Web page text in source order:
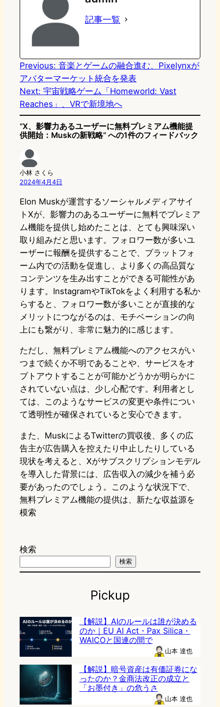
o
d
n
s
k
k
記事一覧
Previous: 音楽とゲームの融合進む、Pixelynxが
アバターマーケット統合を発表
Next: 宇宙戦略ゲーム「Homeworld: Vast
Reaches」、VRで新境地へ
“X、影響力あるユーザーに無料プレミアム機能提
供開始：Muskの新戦略” への1件のフィードバック
小林 さくら
2024年4月4日
Elon Muskが運営するソーシャルメディアサイ
トXが、影響力のあるユーザーに無料でプレミア
ム機能を提供し始めたことは、とても興味深い
取り組みだと思います。フォロワー数が多いユ
ーザーに報酬を提供することで、プラットフォ
ーム内での活動を促進し、より多くの高品質な
コンテンツを生み出すことができる可能性があ
ります。InstagramやTikTokをよく利用する私か
らすると、フォロワー数が多いことが直接的な
メリットにつながるのは、モチベーションの向
上にも繋がり、非常に魅力的に感じます。
ただし、無料プレミアム機能へのアクセスがい
つまで続くか不明であることや、サービスをオ
プトアウトすることが可能かどうかが明らかに
されていない点は、少し心配です。利用者とし
ては、このようなサービスの変更や条件につい
て透明性が確保されていると安心できます。
また、MuskによるTwitterの買収後、多くの広
告主が広告購入を控えたり中止したりしている
現状を考えると、Xがサブスクリプションモデル
を導入した背景には、広告収入の減少を補う必
要があったのでしょう。このような状況下で、
無料プレミアム機能の提供は、新たな収益源を
模索
検索
検索
Pickup
【解説】AIのルールは誰が決める
のか｜EU AI Act・Pax Silica・
WAICOと国連の間で
山本 達也
【解説】暗号資産は有価証券にな
ったのか？金商法改正の成立と
「お墨付き」の危うさ
山本 達也